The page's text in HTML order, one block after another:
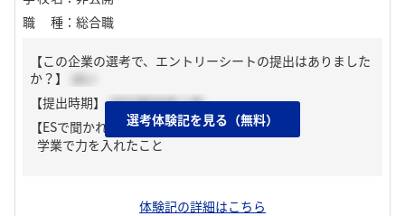
職種 ： 総合職
【この企業の選考で、エントリーシートの提出はありました
か？】
はい
【提出時期】 2023年04月上旬
【ESで聞かれた質問】
学業で力を入れたこと
体験記の詳細はこちら
選考体験記を見る（無料）